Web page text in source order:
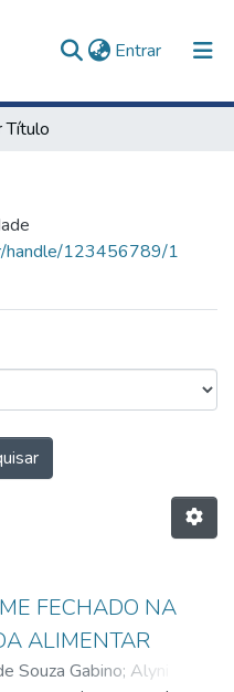
Entrar(current)
Título
handle/123456789/1
Título
FECHADO NA
ALIMENTAR
Souza Gabino; Alyni